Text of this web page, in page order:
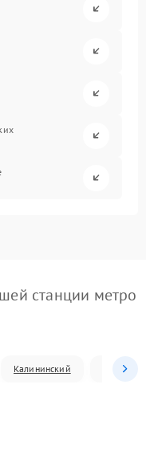
станции метро
Калининский